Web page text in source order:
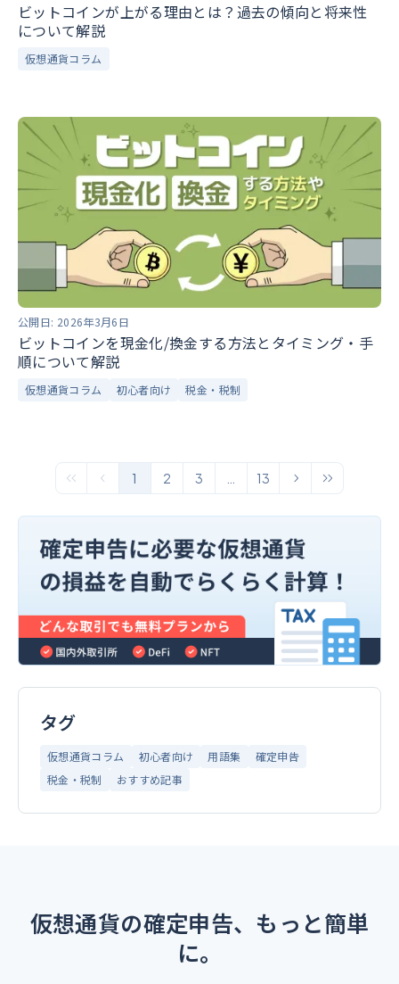
ビットコインが上がる理由とは？過去の傾向と将来性
について解説
仮想通貨コラム
公開日: 2026年3月6日
ビットコインを現金化/換金する方法とタイミング・手
順について解説
仮想通貨コラム 初心者向け 税金・税制
1 2 3 13
タグ
仮想通貨コラム 初心者向け 用語集
確定申告
税金・税制
おすすめ記事
仮想通貨の確定申告、もっと簡単
に。